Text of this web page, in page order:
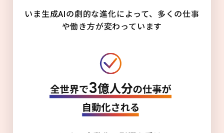
いま生成AIの劇的な進化によって、多くの仕事
や働き方が変わっています